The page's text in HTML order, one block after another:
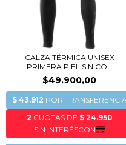
CALZA TÉRMICA UNISEX
PRIMERA PIEL SIN CO...
$49.900,00